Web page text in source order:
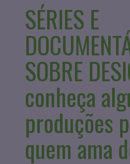
SÉRIES E
SOBRE
conheça
produções
quem ama